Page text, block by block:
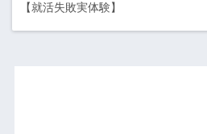
【就活失敗実体験】